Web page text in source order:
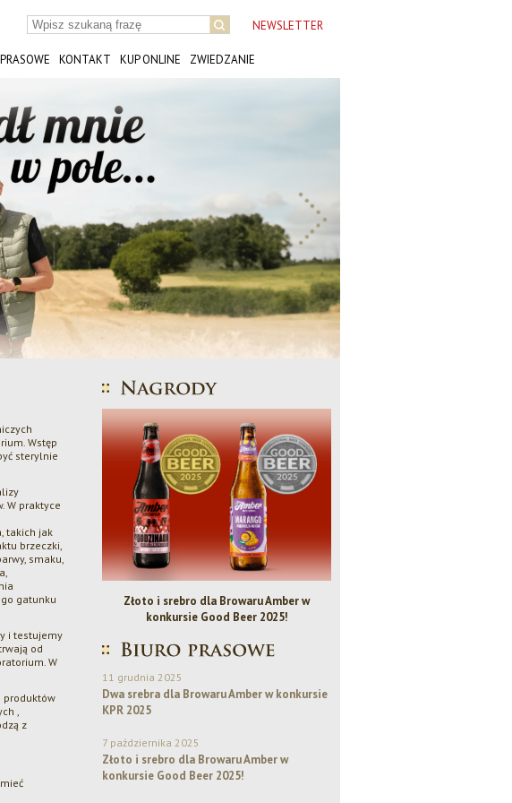
NEWSLETTER
KONTAKT KUP ONLINE ZWIEDZANIE
Wstęp
sterylnie
W praktyce
takich jak
brzeczki,
smaku,
gatunku
i testujemy
od
W
produktów
,
z
w konkursie
Złoto i srebro dla Browaru Amber w
konkursie Good Beer 2025!
11 grudnia 2025
Dwa srebra dla Browaru Amber w konkursie
KPR 2025
7 października 2025
Złoto i srebro dla Browaru Amber w
konkursie Good Beer 2025!